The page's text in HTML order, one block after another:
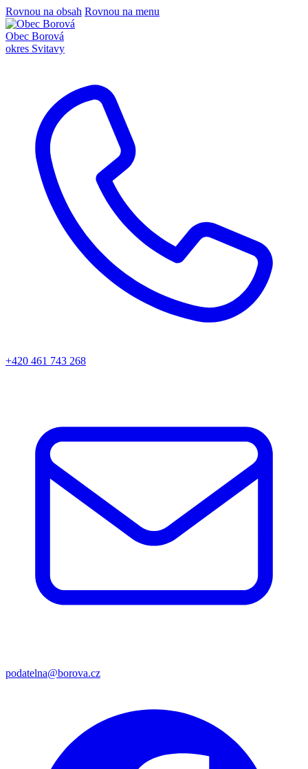
Rovnou na obsah Rovnou na menu
Obec Borová
okres Svitavy
+420 461 743 268
podatelna@borova.cz